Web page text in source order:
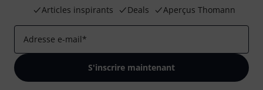
Articles inspirants
Deals Aperçus Thomann
Adresse e-mail*
S'inscrire maintenant